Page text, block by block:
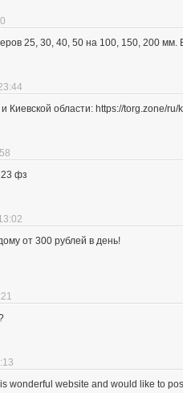
25, 30, 40, 50 на 100, 150, 200
Киевской области: https://torg.zone/ru/
фз
от 300 рублей в день!
wonderful website and would like to